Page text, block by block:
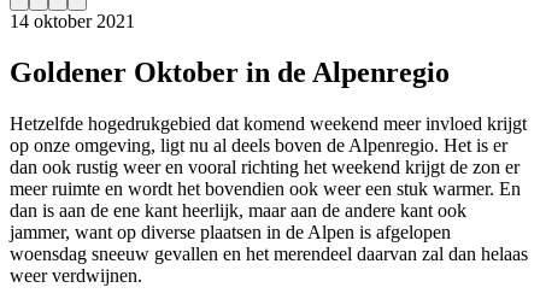
14 oktober 2021
Goldener Oktober in de Alpenregio
Hetzelfde hogedrukgebied dat komend weekend meer invloed krijgt
op onze omgeving, ligt nu al deels boven de Alpenregio. Het is er
dan ook rustig weer en vooral richting het weekend krijgt de zon er
meer ruimte en wordt het bovendien ook weer een stuk warmer. En
dan is aan de ene kant heerlijk, maar aan de andere kant ook
jammer, want op diverse plaatsen in de Alpen is afgelopen
woensdag sneeuw gevallen en het merendeel daarvan zal dan helaas
weer verdwijnen.